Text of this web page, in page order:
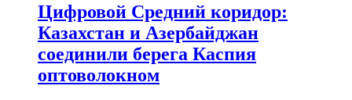
Цифровой Средний коридор:
Казахстан и Азербайджан
соединили берега Каспия
оптоволокном